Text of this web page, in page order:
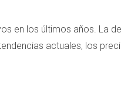
en los últimos años. La
actuales, los